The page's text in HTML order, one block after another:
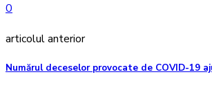
0
articolul anterior
Numărul deceselor provocate de COVID-19